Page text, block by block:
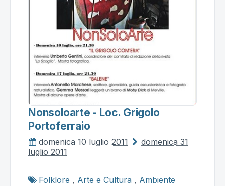
Nonsoloarte - Loc. Grigolo
Portoferraio
domenica 10 luglio 2011
domenica 31
luglio 2011
Folklore , Arte e Cultura , Ambiente